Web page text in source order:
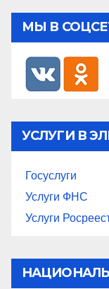
МЫ В
УСЛУГИ В
Госуслуги
Услуги ФНС
Услуги